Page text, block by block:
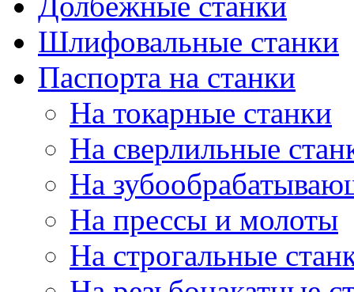
Шлифовальные станки
Паспорта на станки
На токарные станки
На сверлильные
На
На прессы и молоты
На строгальные